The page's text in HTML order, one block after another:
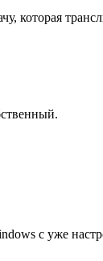
которая
с уже